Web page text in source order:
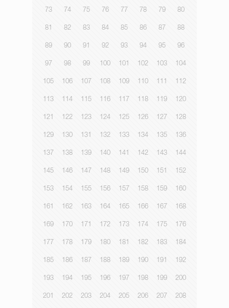
73 74 75 76 77 78 79 80
81 82 83 84 85 86 87 88
89 90 91 92 93 94 95 96
97 98 99 100 101 102 103 104
105 106 107 108 109 110 111 112
113 114 115 116 117 118 119 120
121 122 123 124 125 126 127 128
129 130 131 132 133 134 135 136
137 138 139 140 141 142 143 144
145 146 147 148 149 150 151 152
153 154 155 156 157 158 159 160
161 162 163 164 165 166 167 168
169 170 171 172 173 174 175 176
177 178 179 180 181 182 183 184
185 186 187 188 189 190 191 192
193 194 195 196 197 198 199 200
201 202 203 204 205 206 207 208